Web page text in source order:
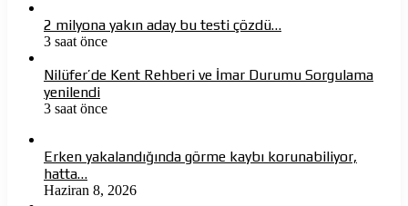
2 milyona yakın aday bu testi çözdü…
3 saat önce
Nilüfer’de Kent Rehberi ve İmar Durumu Sorgulama
yenilendi
3 saat önce
Erken yakalandığında görme kaybı korunabiliyor,
hatta…
Haziran 8, 2026